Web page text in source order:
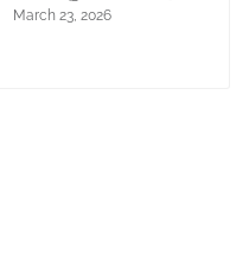
March 23, 2026